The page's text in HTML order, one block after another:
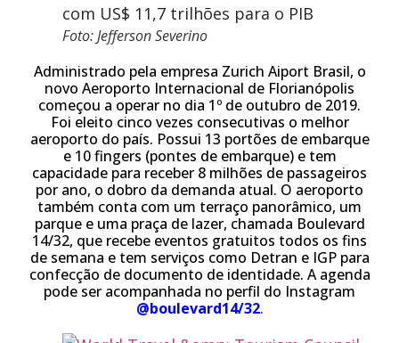
Foto: Jefferson Severino
Administrado pela empresa Zurich Aiport Brasil, o
novo Aeroporto Internacional de Florianópolis
começou a operar no dia 1º de outubro de 2019.
Foi eleito cinco vezes consecutivas o melhor
aeroporto do país. Possui 13 portões de embarque
e 10 fingers (pontes de embarque) e tem
capacidade para receber 8 milhões de passageiros
por ano, o dobro da demanda atual. O aeroporto
também conta com um terraço panorâmico, um
parque e uma praça de lazer, chamada Boulevard
14/32, que recebe eventos gratuitos todos os fins
de semana e tem serviços como Detran e IGP para
confecção de documento de identidade. A agenda
pode ser acompanhada no perfil do Instagram
@boulevard14/32.